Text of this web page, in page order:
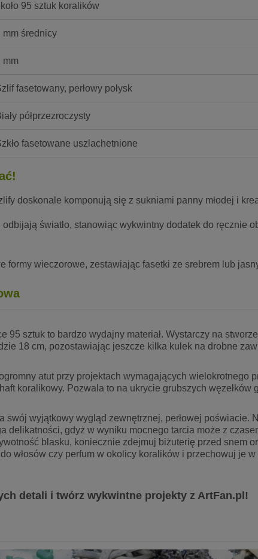
95 sztuk koralików
mm średnicy
mm
fasetowany, perłowy połysk
półprzezroczysty
fasetowane uszlachetnione
doskonale komponują się z sukniami panny młodej i
światło, stanowiąc wykwintny dodatek do ręcznie
formy wieczorowe, zestawiając fasetki ze srebrem lub
95 sztuk to bardzo wydajny materiał. Wystarczy na
18 cm, pozostawiając jeszcze kilka kulek na drobne
atut przy projektach wymagających wielokrotnego
koralikowy. Pozwala to na ukrycie grubszych węzełków
swój wyjątkowy wygląd zewnętrznej, perłowej poświacie.
delikatności, gdyż w wyniku mocnego tarcia może z
blasku, koniecznie zdejmuj biżuterię przed snem
włosów czy perfum w okolicy koralików i przechowuj je w
detali i twórz wykwintne projekty z ArtFan.pl!